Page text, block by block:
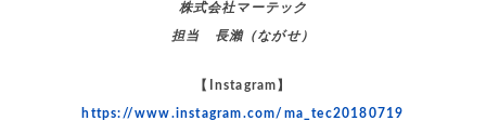
株式会社マーテック
担当 長瀨（ながせ）
【Instagram】
https://www.instagram.com/ma_tec20180719